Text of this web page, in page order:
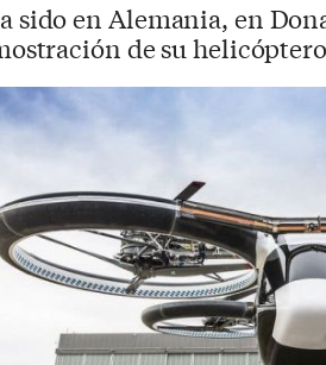
sido en Alemania, en
de su